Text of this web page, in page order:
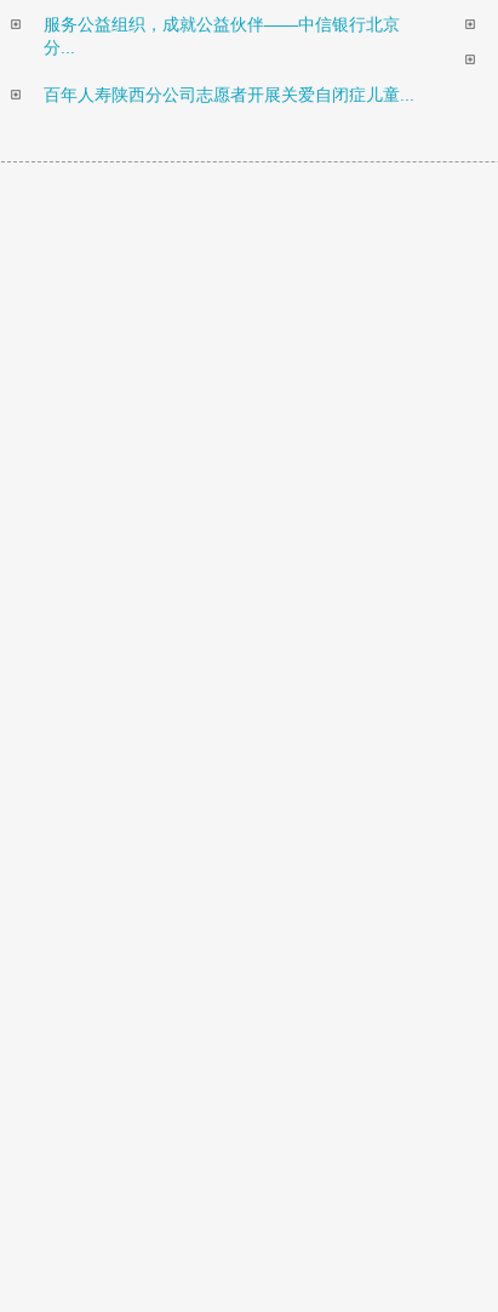
服务公益组织，成就公益伙伴——中信银行北京
分...
百年人寿陕西分公司志愿者开展关爱自闭症儿童...